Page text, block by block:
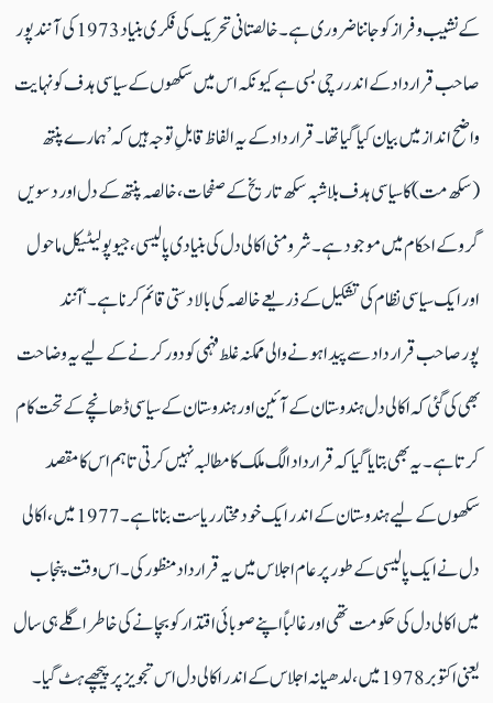
کے نشیب و فراز کو جاننا ضروری ہے۔ خالصتانی تحریک کی فکری بنیاد 1973 کی آنند پور
صاحب قرارداد کے اندر رچی بسی ہے کیونکہ اس میں سکھوں کے سیاسی ہدف کو نہایت
واضح انداز میں بیان کیا گیا تھا۔قرار داد کے یہ الفاظ قابلِ توجہ ہیں کہ ’ہمارے پنتھ
(سکھ مت) کا سیاسی ہدف بلاشبہ سکھ تاریخ کے صفحات، خالصہ پنتھ کے دل اور دسویں
گرو کے احکام میں موجود ہے۔ شرومنی اکالی دل کی بنیادی پالیسی ،جیو پولیٹیکل ماحول
اور ایک سیاسی نظام کی تشکیل کے ذریعے خالصہ کی بالادستی قائم کرنا ہے۔‘ ا ٓنند
پورصاحب قرار داد سے پیدا ہونے والی ممکنہ غلط فہمی کو دور کرنے کے لیے یہ وضاحت
بھی کی گئی کہ اکالی دل ہندوستان کے آئین اور ہندوستان کے سیاسی ڈھانچے کے تحت کام
کرتا ہے۔ یہ بھی بتایا گیا کہ قرارداد الگ ملک کا مطالبہ نہیں کرتی تاہم اس کا مقصد
سکھوں کے لیے ہندوستان کے اندر ایک خود مختار ریاست بنانا ہے۔ 1977 میں، اکالی
دل نے ایک پالیسی کے طور پر عام اجلاس میں یہ قرارداد منظور کی۔اس وقت پنجاب
میں اکالی دل کی حکومت تھی اور غالباً اپنے صوبائی اقتدار کو بچانے کی خاطر اگلے ہی سال
یعنی اکتوبر 1978 میں، لدھیانہ اجلاس کے اندر اکالی دل اس تجویز پر پیچھے ہٹ گیا۔